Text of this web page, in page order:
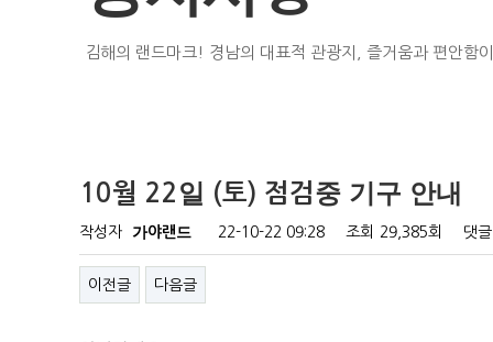
김해의 랜드마크! 경남의 대표적 관광지, 즐거움과 편안함
10월 22일 (토) 점검중 기구 안내
작성자 가야랜드 22-10-22 09:28 조회 29,385회 댓글
이전글 다음글